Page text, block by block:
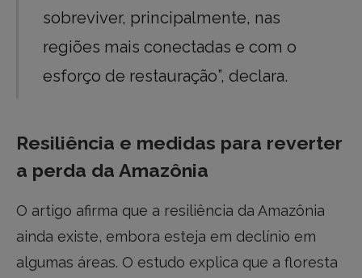
sobreviver, principalmente, nas
regiões mais conectadas e com o
esforço de restauração”, declara.
Resiliência e medidas para reverter
a perda da Amazônia
O artigo afirma que a resiliência da Amazônia
ainda existe, embora esteja em declínio em
algumas áreas. O estudo explica que a floresta